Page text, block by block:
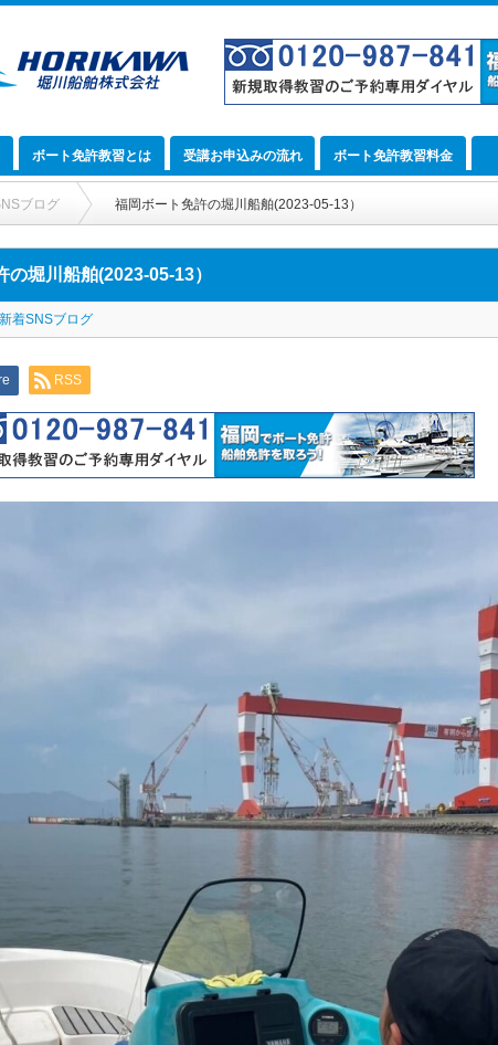
ボート免許教習とは 受講お申込みの流れ ボート免許教習料金
ブログ 福岡ボート免許の堀川船舶(2023-05-13）
の堀川船舶(2023-05-13）
新着SNSブログ
RSS